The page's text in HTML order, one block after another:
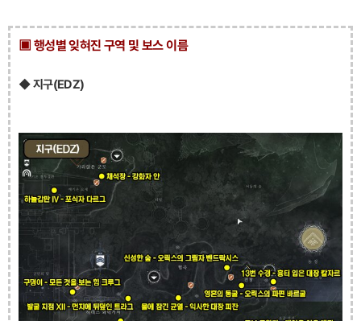
▣ 행성별 잊혀진 구역 및 보스 이름
◆ 지구(EDZ)